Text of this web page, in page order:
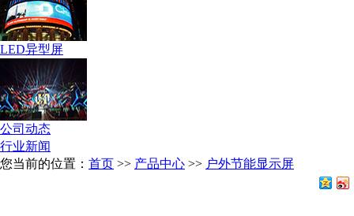
LED异型屏
公司动态
行业新闻
您当前的位置： 首页 >> 产品中心 >> 户外节能显示屏